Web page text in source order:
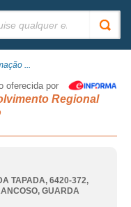
...
oferecida por
Regional
TAPADA, 6420-372,
, GUARDA